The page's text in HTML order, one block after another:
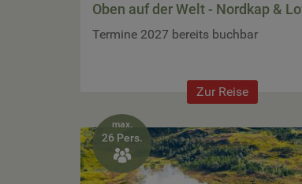
Oben auf der Welt - Nordkap &
Termine 2027 bereits buchbar
Zur Reise
max.
26 Pers.
